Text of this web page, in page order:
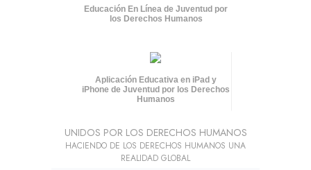
Educación En Línea de Juventud por
los Derechos Humanos
Aplicación Educativa en iPad y
iPhone de Juventud por los Derechos
Humanos
UNIDOS POR LOS DERECHOS HUMANOS
HACIENDO DE LOS DERECHOS HUMANOS UNA
REALIDAD GLOBAL